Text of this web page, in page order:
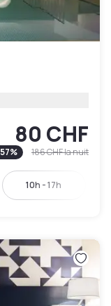
80 CHF
57% 186 CHFla nuit
10h - 17h